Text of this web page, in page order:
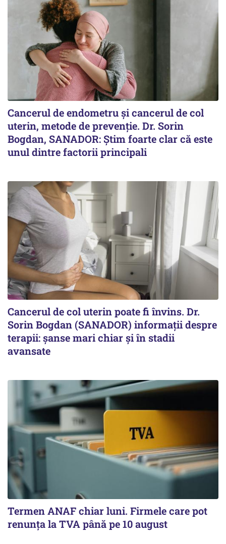
Cancerul de endometru și cancerul de col
uterin, metode de prevenție. Dr. Sorin
Bogdan, SANADOR: Știm foarte clar că este
unul dintre factorii principali
Cancerul de col uterin poate fi învins. Dr.
Sorin Bogdan (SANADOR) informații despre
terapii: șanse mari chiar și în stadii
avansate
Termen ANAF chiar luni. Firmele care pot
renunța la TVA până pe 10 august